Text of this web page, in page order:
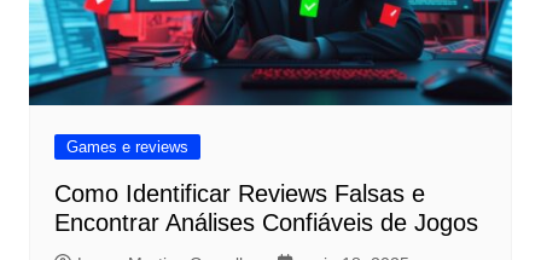
Games e reviews
Como Identificar Reviews Falsas e
Encontrar Análises Confiáveis de Jogos